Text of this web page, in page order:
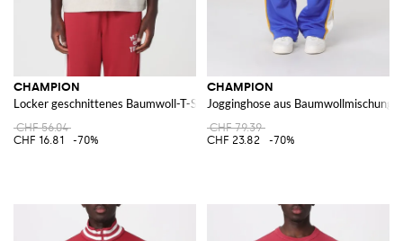
CHAMPION
Locker geschnittenes Baumwoll-T-Shirt mit Logo- und Slogan-Print vorne
CHF 56.04
CHF 16.81
-70%
CHAMPION
Jogginghose aus Baumwollmischung
CHF 79.39
CHF 23.82
-70%